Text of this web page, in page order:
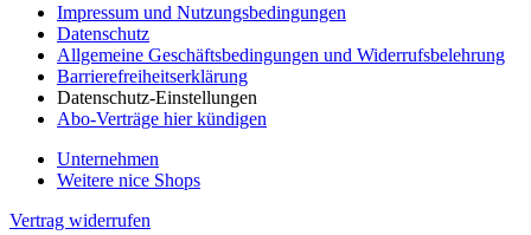
Impressum und Nutzungsbedingungen
Datenschutz
Allgemeine Geschäftsbedingungen und Widerrufsbelehrung
Barrierefreiheitserklärung
Datenschutz-Einstellungen
Abo-Verträge hier kündigen
Unternehmen
Weitere nice Shops
Vertrag widerrufen